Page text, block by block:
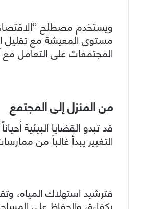
ويستخدم مصطلح
مستوى المعيشة مع تقليل
المجتمعات على التعامل مع
من المنزل إلى المجتمع
قد تبدو القضايا البيئية
التغيير يبدأ غالباً من
فترشيد استهلاك المياه،
بكفاءة، والحفاظ على